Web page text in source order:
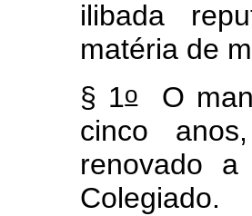
ilibada
matéria de
§ 1oO
cinco
renovado
Colegiado.